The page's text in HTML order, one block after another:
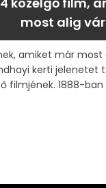
most alig
amiket már most
kerti jelenetet
filmjének. 1888-ban